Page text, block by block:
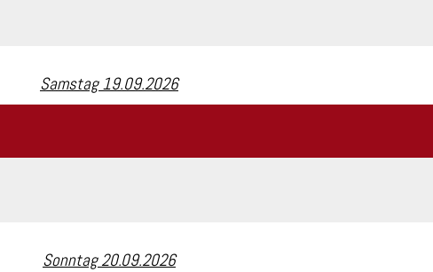
Samstag 19.09.2026
Sonntag 20.09.2026